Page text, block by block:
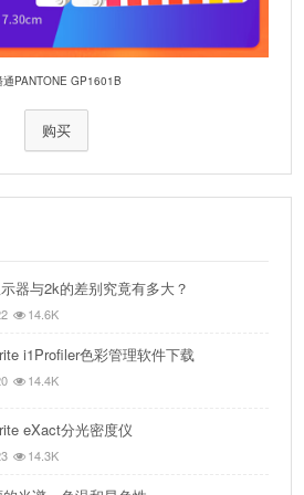
通PANTONE GP1601B
购买
器与2k的差别究竟有多大？
14.6K
i1Profiler色彩管理软件下载
14.4K
eXact分光密度仪
14.3K